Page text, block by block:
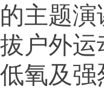
的主题
拔户外运
低氧及强